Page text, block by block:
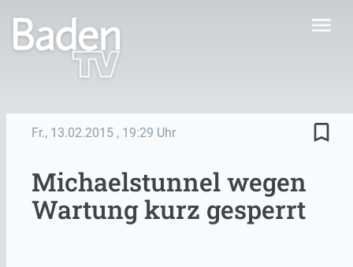
menu
Fr., 13.02.2015 , 19:29 Uhr bookmark_border
Michaelstunnel wegen
Wartung kurz gesperrt